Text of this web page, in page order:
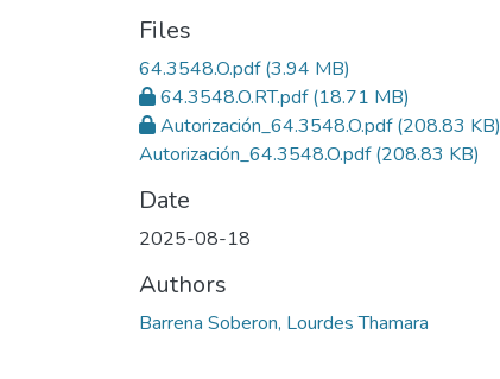
Files
64.3548.O.pdf(3.94 MB)
64.3548.O.RT.pdf(18.71 MB)
Autorización_64.3548.O.pdf(208.83 KB)
Autorización_64.3548.O.pdf(208.83 KB)
Date
2025-08-18
Authors
Barrena Soberon, Lourdes Thamara